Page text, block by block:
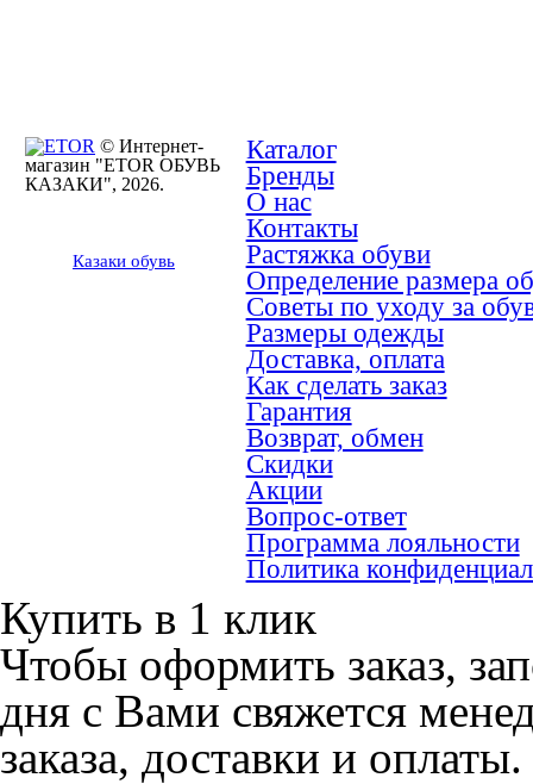
© Интернет-
магазин "ETOR ОБУВЬ
КАЗАКИ", 2026.
Казаки обувь
Каталог
Бренды
О нас
Контакты
Растяжка обуви
Определение размера
Советы по уходу за
Размеры одежды
Доставка, оплата
Как сделать заказ
Гарантия
Возврат, обмен
Скидки
Акции
Вопрос-ответ
Программа лояльности
Политика
Купить в 1 клик
Чтобы оформить заказ,
дня с Вами свяжется
заказа, доставки и оплаты.